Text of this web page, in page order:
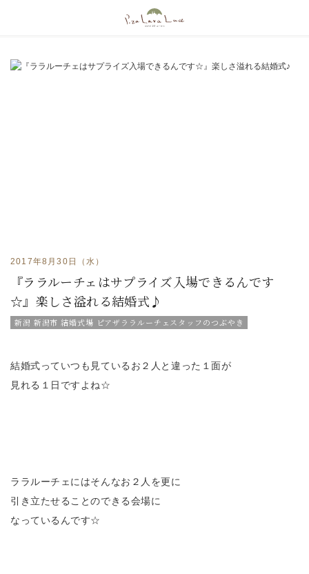
2017年8月30日（水）
『ララルーチェはサプライズ入場できるんです
☆』楽しさ溢れる結婚式♪
新潟 新潟市 結婚式場 ピアザララルーチェスタッフのつぶやき
結婚式っていつも見ているお２人と違った１面が
見れる１日ですよね☆
ララルーチェにはそんなお２人を更に
引き立たせることのできる会場に
なっているんです☆